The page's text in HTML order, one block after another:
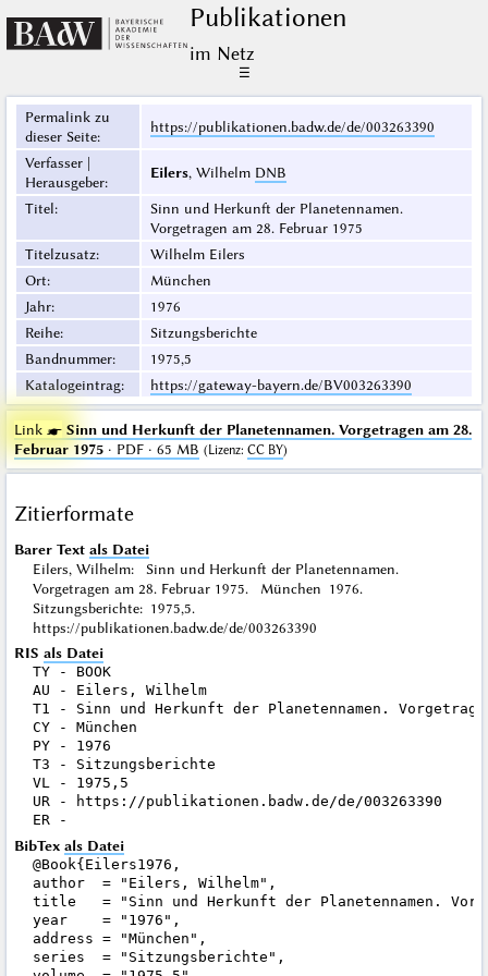
Publikationen
im Netz
☰
Permalink zu
dieser Seite:
https://publikationen.badw.de/de/003263390
Verfasser |
Herausgeber:
Eilers, Wilhelm DNB
Titel:
Sinn und Herkunft der Planetennamen.
Vorgetragen am 28. Februar 1975
Titelzusatz:
Wilhelm Eilers
Ort:
München
Jahr:
1976
Reihe:
Sitzungsberichte
Bandnummer:
1975,5
Katalogeintrag: https://gateway-bayern.de/BV003263390
Link ☛ Sinn und Herkunft der Planetennamen. Vorgetragen am 28.
Februar 1975· PDF · 65 MB (Lizenz: CC BY)
Zitierformate
Barer Text als Datei
Eilers, Wilhelm: Sinn und Herkunft der Planetennamen.
Vorgetragen am 28. Februar 1975. München 1976.
Sitzungsberichte: 1975,5.
https://publikationen.badw.de/de/003263390
RIS als Datei
TY - BOOK
AU - Eilers, Wilhelm
T1 - Sinn und Herkunft der Planetennamen.
CY - München
PY - 1976
T3 - Sitzungsberichte
VL - 1975,5
UR - https://publikationen.badw.de/de/003263390
BibTex als Datei
@Book{Eilers1976,
author  = "Eilers, Wilhelm",
title   = "Sinn und Herkunft der Planetennamen.
year    = "1976",
address = "München",
series  = "Sitzungsberichte",